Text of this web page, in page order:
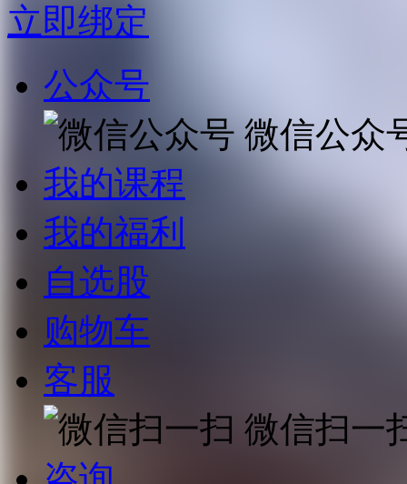
立即绑定
公众号
微信公众
我的课程
我的福利
自选股
购物车
客服
微信扫一